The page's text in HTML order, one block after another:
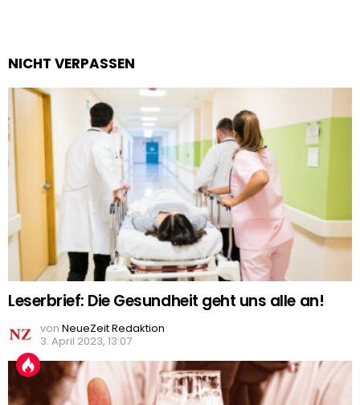
NICHT VERPASSEN
Leserbrief: Die Gesundheit geht uns alle an!
von NeueZeit Redaktion
3. April 2023, 13:07